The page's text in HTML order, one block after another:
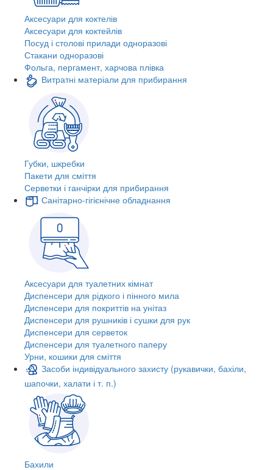
Аксесуари для коктелів
Аксесуари для коктейлів
Посуд і столові прилади одноразові
Стакани одноразові
Фольга, пергамент, харчова плівка
Витратні матеріали для прибирання
Губки, шкребки
Пакети для сміття
Серветки і ганчірки для прибирання
Санітарно-гігієнічне обладнання
Аксесуари для туалетних кімнат
Диспенсери для рідкого і пінного мила
Диспенсери для покриттів на унітаз
Диспенсери для рушників і сушки для рук
Диспенсери для серветок
Диспенсери для туалетного паперу
Урни, кошики для сміття
Засоби індивідуального захисту (рукавички, бахіли,
шапочки, халати і т. п.)
Бахили